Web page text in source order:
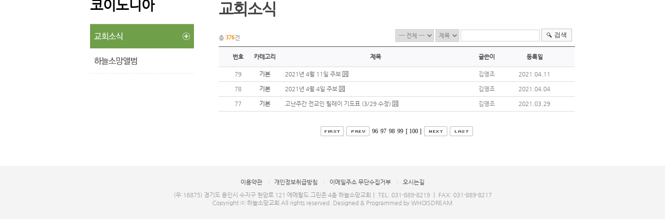
코이노니아 교회소식
총 376건 검색
번호 카테고리 제목 글쓴이 등록일
79 기본 2021년 4월 11일 주보 김영조 2021.04.11
78 기본 2021년 4월 4일 주보 김영조 2021.04.04
77 기본 고난주간 전교인 릴레이 기도표 (3/29 수정) 김영조 2021.03.29
96 97 98 99 [ 100 ]
이용약관 개인정보취급방침 이메일주소 무단수집거부
오시는길
(우:16875) 경기도 용인시 수지구 현암로 121 에메랄드 그린존 4층 하늘소망교회｜ TEL: 031-889-8219 ｜ FAX: 031-889-8217
Copyright ⓒ 하늘소망교회 All rights reserved. Designed & Programmed by WHOISDREAM